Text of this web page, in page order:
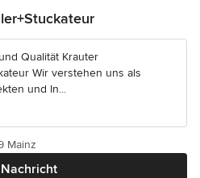
Qualität Krauter
Wir verstehen uns als
und In...
Nachricht
Mainz